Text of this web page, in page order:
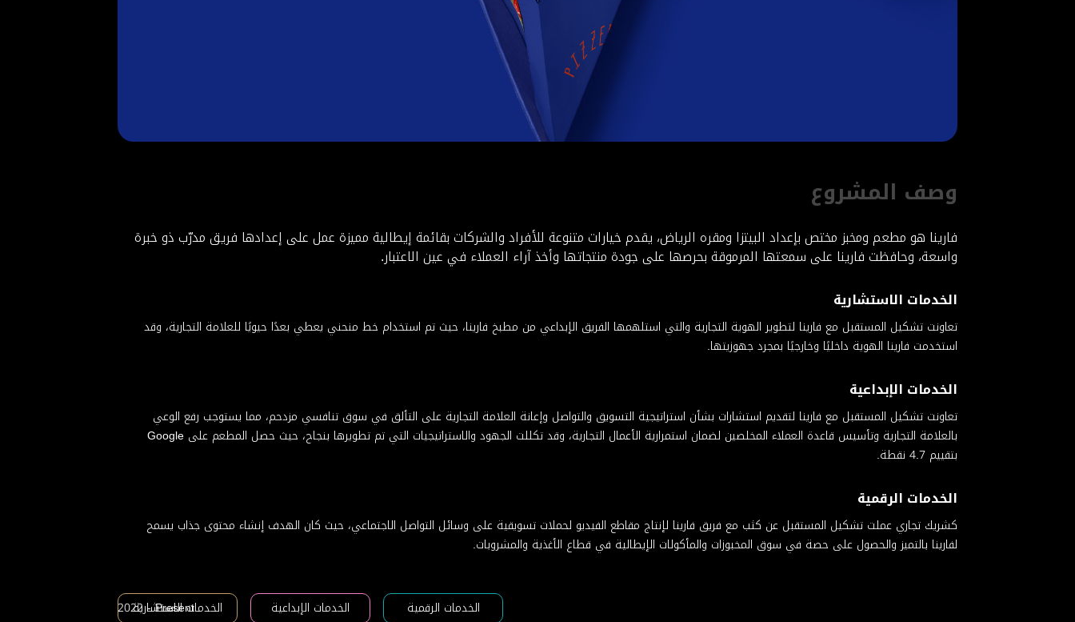
وصف المشروع
فارينا هو مطعم ومخبز مختص بإعداد البيتزا ومقره الرياض، يقدم خيارات متنوعة للأفراد والشركات بقائمة إيطالية مميزة عمل على إعدادها فريق مدرّب ذو خبرة
واسعة، وحافظت فارينا على سمعتها المرموقة بحرصها على جودة منتجاتها وأخذ آراء العملاء في عين الاعتبار.
الخدمات الاستشارية
تعاونت تشكيل المستقبل مع فارينا لتطوير الهوية التجارية والتي استلهمها الفريق الإبداعي من مطبخ فارينا، حيث تم استخدام خط منحني يعطي بعدًا حيويًا للعلامة التجارية، وقد
استخدمت فارينا الهوية داخليًا وخارجيًا بمجرد جهوزيتها.
الخدمات الإبداعية
تعاونت تشكيل المستقبل مع فارينا لتقديم استشارات بشأن استراتيجية التسويق والتواصل وإعانة العلامة التجارية على التألق في سوق تنافسي مزدحم، مما يستوجب رفع الوعي
بالعلامة التجارية وتأسيس قاعدة العملاء المخلصين لضمان استمرارية الأعمال التجارية، وقد تكللت الجهود والاستراتيجيات التي تم تطويرها بنجاح، حيث حصل المطعم على Google
بتقييم 4.7 نقطة.
الخدمات الرقمية
كشريك تجاري عملت تشكيل المستقبل عن كثب مع فريق فارينا لإنتاج مقاطع الفيديو لحملات تسويقية على وسائل التواصل الاجتماعي، حيث كان الهدف إنشاء محتوى جذاب يسمح
لفارينا بالتميز والحصول على حصة في سوق المخبوزات والمأكولات الإيطالية في قطاع الأغذية والمشروبات.
الخدمات الاستشارية الخدمات الإبداعية الخدمات الرقمية 2022 - Present